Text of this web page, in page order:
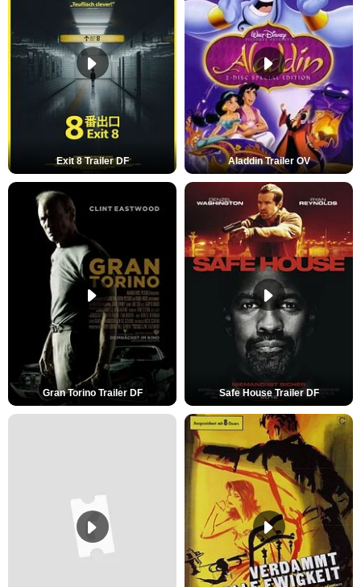
Exit 8 Trailer DF Aladdin Trailer OV
Gran Torino Trailer DF Safe House Trailer DF